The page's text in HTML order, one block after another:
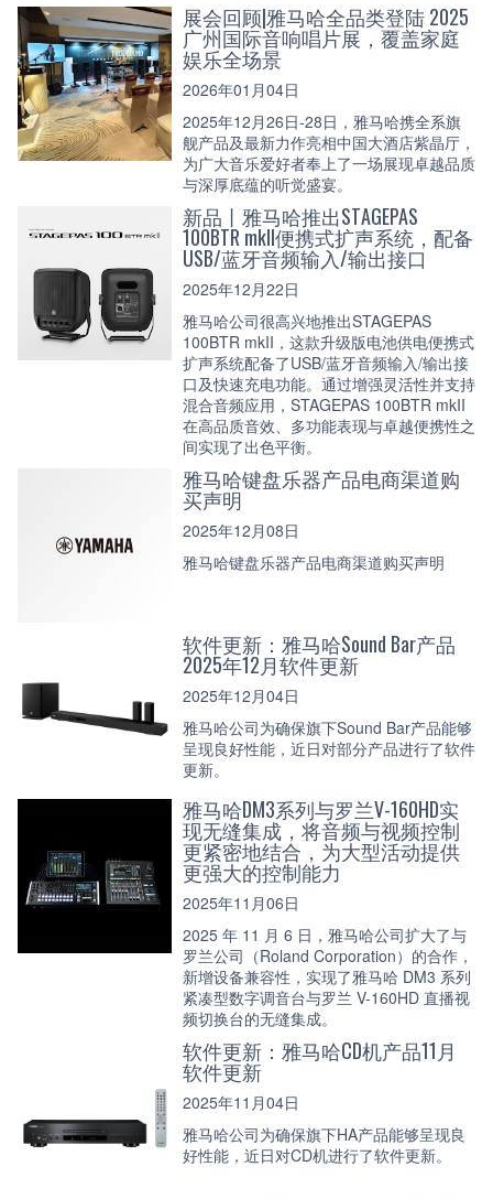
展会回顾|雅马哈全品类登陆 2025
广州国际音响唱片展，覆盖家庭
娱乐全场景
2026年01月04日
2025年12月26日-28日，雅马哈携全系旗
舰产品及最新力作亮相中国大酒店紫晶厅，
为广大音乐爱好者奉上了一场展现卓越品质
与深厚底蕴的听觉盛宴。
新品丨雅马哈推出STAGEPAS
100BTR mkII便携式扩声系统，配备
USB/蓝牙音频输入/输出接口
2025年12月22日
雅马哈公司很高兴地推出STAGEPAS
100BTR mkII，这款升级版电池供电便携式
扩声系统配备了USB/蓝牙音频输入/输出接
口及快速充电功能。通过增强灵活性并支持
混合音频应用，STAGEPAS 100BTR mkII
在高品质音效、多功能表现与卓越便携性之
间实现了出色平衡。
雅马哈键盘乐器产品电商渠道购
买声明
2025年12月08日
雅马哈键盘乐器产品电商渠道购买声明
软件更新：雅马哈Sound Bar产品
2025年12月软件更新
2025年12月04日
雅马哈公司为确保旗下Sound Bar产品能够
呈现良好性能，近日对部分产品进行了软件
更新。
雅马哈DM3系列与罗兰V-160HD实
现无缝集成，将音频与视频控制
更紧密地结合，为大型活动提供
更强大的控制能力
2025年11月06日
2025 年 11 月 6 日，雅马哈公司扩大了与
罗兰公司（Roland Corporation）的合作，
新增设备兼容性，实现了雅马哈 DM3 系列
紧凑型数字调音台与罗兰 V-160HD 直播视
频切换台的无缝集成。
软件更新：雅马哈CD机产品11月
软件更新
2025年11月04日
雅马哈公司为确保旗下HA产品能够呈现良
好性能，近日对CD机进行了软件更新。